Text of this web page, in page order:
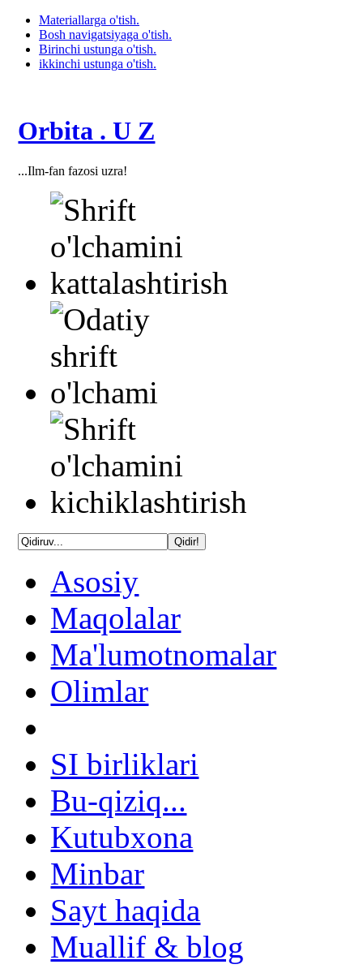
Materiallarga o'tish.
Bosh navigatsiyaga o'tish.
Birinchi ustunga o'tish.
ikkinchi ustunga o'tish.
Orbita . U Z
...Ilm-fan fazosi uzra!
Asosiy
Maqolalar
Ma'lumotnomalar
Olimlar
SI birliklari
Bu-qiziq...
Kutubxona
Minbar
Sayt haqida
Muallif & blog